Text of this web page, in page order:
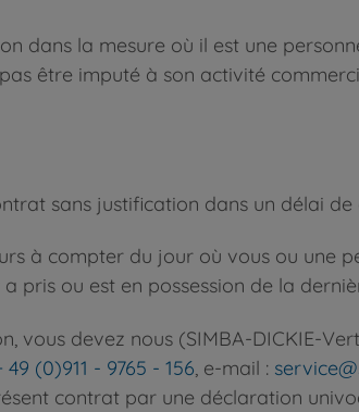
dans la mesure où il est une
être imputé à son activité
sans justification dans un délai
à compter du jour où vous ou une
pris ou est en possession de la
devez nous (SIMBA-DICKIE-
49 (0)911 - 9765 - 156, e-mail :
contrat par une déclaration